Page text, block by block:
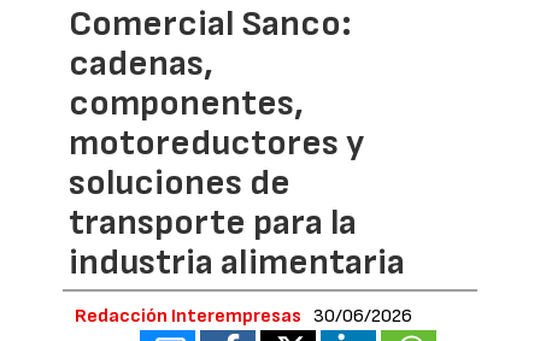
Comercial Sanco:
cadenas,
componentes,
motoreductores y
soluciones de
transporte para la
industria alimentaria
Redacción Interempresas 30/06/2026